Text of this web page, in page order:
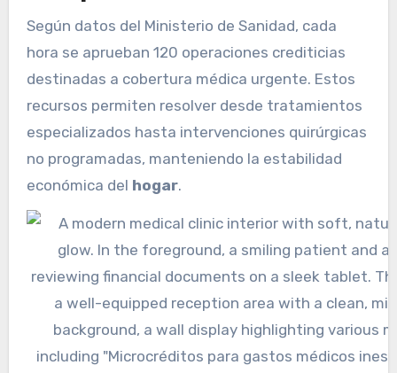
Según datos del Ministerio de Sanidad, cada
hora se aprueban 120 operaciones crediticias
destinadas a cobertura médica urgente. Estos
recursos permiten resolver desde tratamientos
especializados hasta intervenciones quirúrgicas
no programadas, manteniendo la estabilidad
económica del hogar.